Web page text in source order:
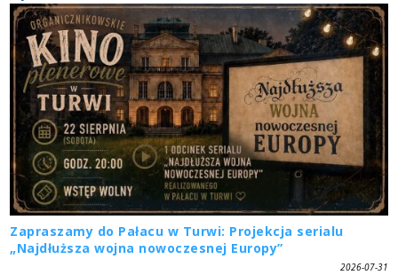
Zapraszamy do Pałacu w Turwi: Projekcja serialu
„Najdłuższa wojna nowoczesnej Europy”
2026-07-31